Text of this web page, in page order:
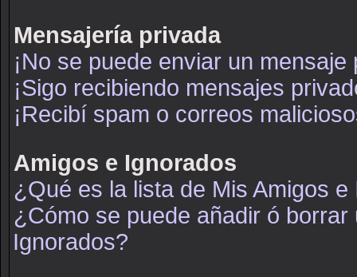
Mensajería privada
¡No se puede enviar un mensaje
¡Sigo recibiendo mensajes
¡Recibí spam o correos
Amigos e Ignorados
¿Qué es la lista de Mis Amigos e
¿Cómo se puede añadir ó
Ignorados?